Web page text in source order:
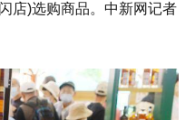
店)选购商品。中新网记者